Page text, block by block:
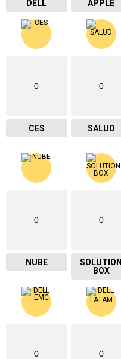
DELL APPLE
0
CES
0
SALUD
0
NUBE
0
SOLUTION
BOX
0 0